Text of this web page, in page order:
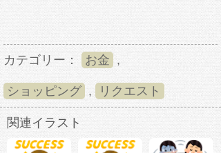
カテゴリー： お金 ,
ショッピング , リクエスト
関連イラスト